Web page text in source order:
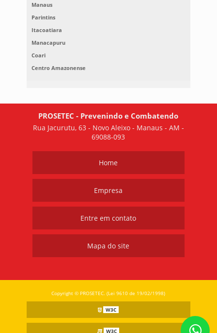
Manaus
Parintins
Itacoatiara
Manacapuru
Coari
Centro Amazonense
PROSETEC - Prevenindo e Combatendo
Rua Jacurutu, 63 - Novo Aleixo - Manaus - AM -
69088-093
Home
Empresa
Entre em contato
Mapa do site
Copyright © PROSETEC. (Lei 9610 de 19/02/1998)
W3C
W3C